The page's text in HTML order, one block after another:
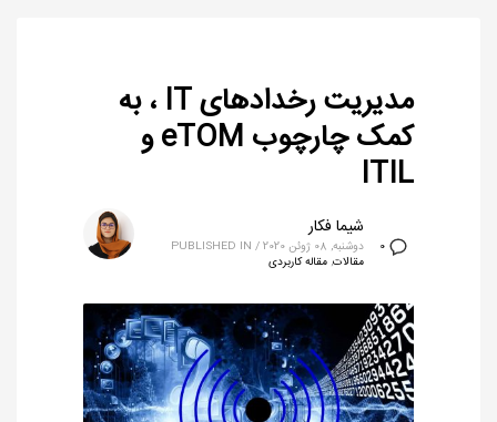
مدیریت رخدادهای IT ، به
کمک چارچوب eTOM و
ITIL
0
شیما فکار
دوشنبه, 08 ژوئن 2020 /
PUBLISHED IN
مقالات, مقاله کاربردی